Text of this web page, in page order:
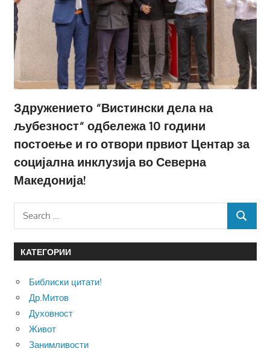
Здружението “Вистински дела на
љубезност“ одбележа 10 години
постоење и го отвори првиот Центар за
социјална инклузија во Северна
Македонија!
Search
SEARCH
КАТЕГОРИИ
Библиски цитати!
Др.Митов
Духовност
Живот
Занимливости